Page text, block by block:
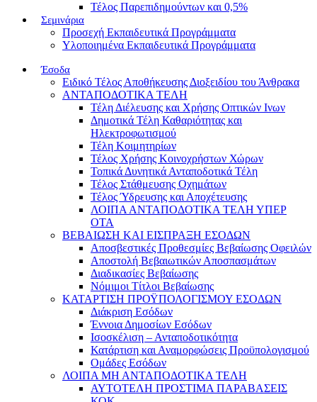
Τέλος Παρεπιδημούντων και 0,5%
Σεμινάρια
Προσεχή Εκπαιδευτικά Προγράμματα
Υλοποιημένα Εκπαιδευτικά Προγράμματα
Έσοδα
Ειδικό Τέλος Αποθήκευσης Διοξειδίου του Άνθρακα
ΑΝΤΑΠΟΔΟΤΙΚΑ ΤΕΛΗ
Τέλη Διέλευσης και Χρήσης Οπτικών Ινων
Δημοτικά Τέλη Καθαριότητας και
Ηλεκτροφωτισμού
Τέλη Κοιμητηρίων
Τέλος Χρήσης Κοινοχρήστων Χώρων
Τοπικά Δυνητικά Ανταποδοτικά Τέλη
Τέλος Στάθμευσης Οχημάτων
Τέλος Ύδρευσης και Αποχέτευσης
ΛΟΙΠΑ ΑΝΤΑΠΟΔΟΤΙΚΑ ΤΕΛΗ ΥΠΕΡ
ΟΤΑ
ΒΕΒΑΙΩΣΗ ΚΑΙ ΕΙΣΠΡΑΞΗ ΕΣΟΔΩΝ
Αποσβεστικές Προθεσμίες Βεβαίωσης Οφειλών
Αποστολή Βεβαιωτικών Αποσπασμάτων
Διαδικασίες Βεβαίωσης
Νόμιμοι Τίτλοι Βεβαίωσης
ΚΑΤΑΡΤΙΣΗ ΠΡΟΫΠΟΛΟΓΙΣΜΟΥ ΕΣΟΔΩΝ
Διάκριση Εσόδων
Έννοια Δημοσίων Εσόδων
Ισοσκέλιση – Ανταποδοτικότητα
Κατάρτιση και Αναμορφώσεις Προϋπολογισμού
Ομάδες Εσόδων
ΛΟΙΠΑ ΜΗ ΑΝΤΑΠΟΔΟΤΙΚΑ ΤΕΛΗ
ΑΥΤΟΤΕΛΗ ΠΡΟΣΤΙΜΑ ΠΑΡΑΒΑΣΕΙΣ